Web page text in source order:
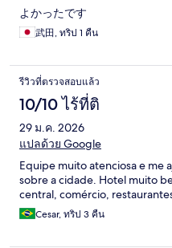
よかったです
武田, ทริป 1 คืน
รีวิวที่ตรวจสอบแล้ว
10/10 ไร้ที่ติ
29 ม.ค. 2026
แปลด้วย Google
Equipe muito atenciosa e me
sobre a cidade. Hotel muito
central, comércio,
Cesar, ทริป 3 คืน